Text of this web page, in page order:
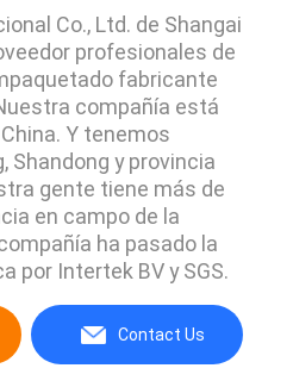
Co., Ltd. de Shangai
profesionales de
fabricante
compañía está
Y tenemos
Shandong y provincia
gente tiene más de
en campo de la
ha pasado la
por Intertek BV y SGS.
Contact Us